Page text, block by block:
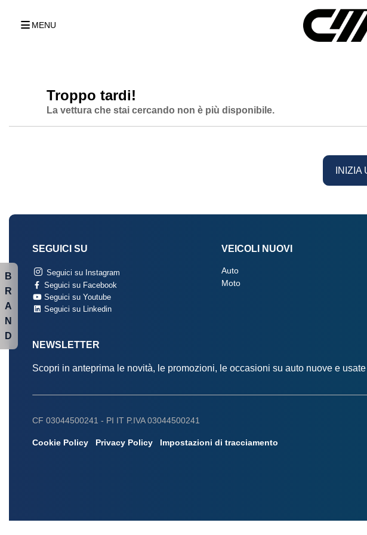
MENU
Troppo tardi!
La vettura che stai cercando non è più disponibile.
SEGUICI SU
Seguici su Instagram
Seguici su Facebook
Seguici su Youtube
Seguici su Linkedin
VEICOLI NUOVI
Auto
Moto
NEWSLETTER
Scopri in anteprima le novità, le promozioni, le occasioni su auto nuove e usate
CF 03044500241 - PI IT P.IVA 03044500241
Cookie Policy Privacy Policy Impostazioni di tracciamento
B
R
A
N
D